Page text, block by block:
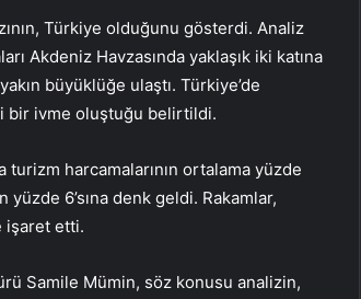
Türkiye olduğunu gösterdi. Analiz
Akdeniz Havzasında yaklaşık iki katına
büyüklüğe ulaştı. Türkiye’de
bir ivme oluştuğu belirtildi.
harcamalarının ortalama yüzde
6’sına denk geldi. Rakamlar,
işaret etti.
Samile Mümin, söz konusu analizin,